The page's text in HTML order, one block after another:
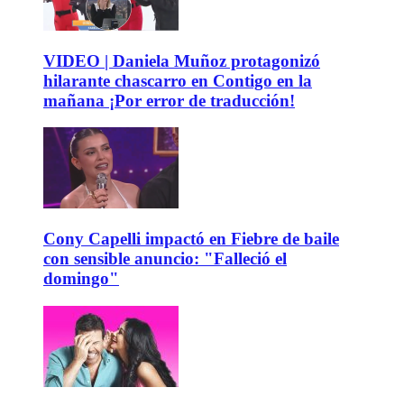
VIDEO | Daniela Muñoz protagonizó
hilarante chascarro en Contigo en la
mañana ¡Por error de traducción!
Cony Capelli impactó en Fiebre de baile
con sensible anuncio: "Falleció el
domingo"